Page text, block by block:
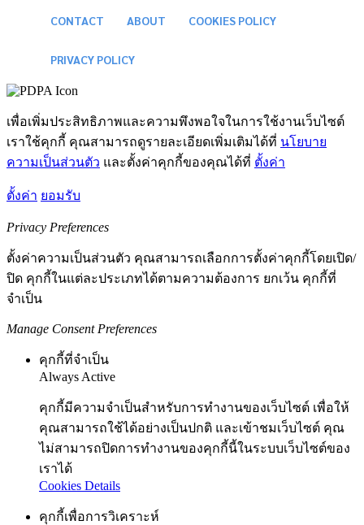
CONTACT ABOUT COOKIES POLICY
PRIVACY POLICY
เพื่อเพิ่มประสิทธิภาพและความพึงพอใจในการใช้งานเว็บไซต์
เราใช้คุกกี้ คุณสามารถดูรายละเอียดเพิ่มเติมได้ที่ นโยบาย
ความเป็นส่วนตัว และตั้งค่าคุกกี้ของคุณได้ที่ ตั้งค่า
ตั้งค่า ยอมรับ
Privacy Preferences
ตั้งค่าความเป็นส่วนตัว คุณสามารถเลือกการตั้งค่าคุกกี้โดยเปิด/
ปิด คุกกี้ในแต่ละประเภทได้ตามความต้องการ ยกเว้น คุกกี้ที่
จำเป็น
Manage Consent Preferences
คุกกี้ที่จำเป็น
Always Active
คุกกี้มีความจำเป็นสำหรับการทำงานของเว็บไซต์ เพื่อให้
คุณสามารถใช้ได้อย่างเป็นปกติ และเข้าชมเว็บไซต์ คุณ
ไม่สามารถปิดการทำงานของคุกกี้นี้ในระบบเว็บไซต์ของ
เราได้
Cookies Details
คุกกี้เพื่อการวิเคราะห์